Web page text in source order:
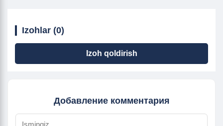
Izohlar (0)
Izoh qoldirish
Добавление комментария